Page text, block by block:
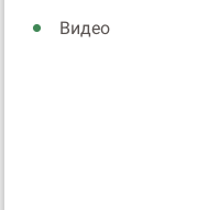
Видео